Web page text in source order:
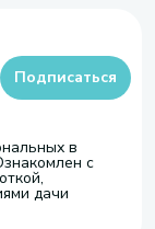
в
с
дачи
Подписаться